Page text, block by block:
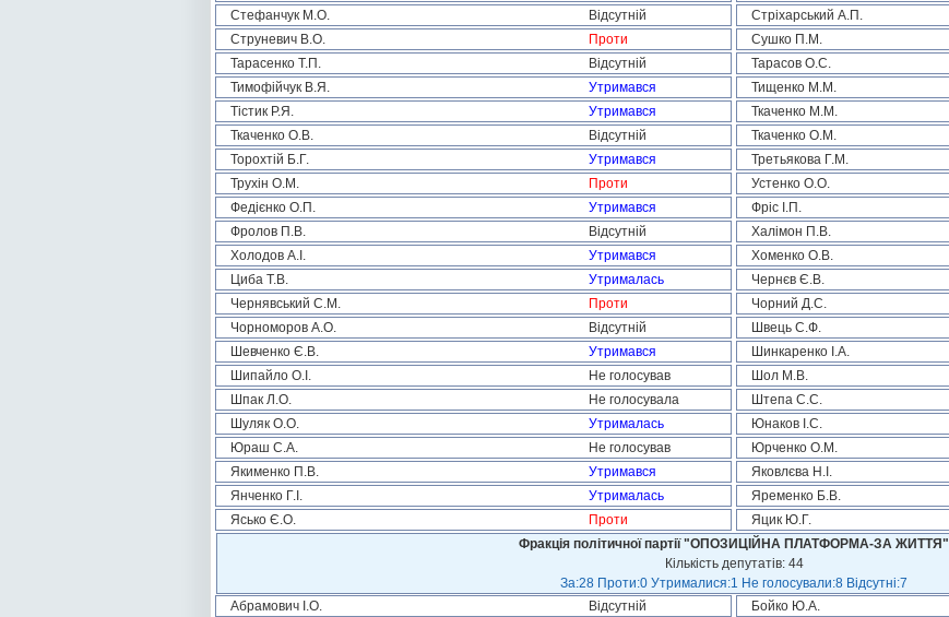
Стефанчук М.О.
Відсутній Стріхарський А.П.
Струневич В.О.
Проти Сушко П.М.
Тарасенко Т.П.
Відсутній Тарасов О.С.
Тимофійчук В.Я.
Утримався Тищенко М.М.
Тістик Р.Я.
Утримався Ткаченко М.М.
Ткаченко О.В.
Відсутній Ткаченко О.М.
Торохтій Б.Г.
Утримався Третьякова Г.М.
Трухін О.М.
Проти Устенко О.О.
Федієнко О.П.
Утримався Фріс І.П.
Фролов П.В.
Відсутній Халімон П.В.
Холодов А.І.
Утримався Хоменко О.В.
Циба Т.В.
Утрималась Чернєв Є.В.
Чернявський С.М.
Проти Чорний Д.С.
Чорноморов А.О.
Відсутній Швець С.Ф.
Шевченко Є.В.
Утримався Шинкаренко І.А.
Шипайло О.І.
Не голосував Шол М.В.
Шпак Л.О.
Не голосувала Штепа С.С.
Шуляк О.О.
Утрималась Юнаков І.С.
Юраш С.А.
Не голосував Юрченко О.М.
Якименко П.В.
Утримався Яковлєва Н.І.
Янченко Г.І.
Утрималась Яременко Б.В.
Ясько Є.О.
Проти Яцик Ю.Г.
Фракція політичної партії "ОПОЗИЦІЙНА ПЛАТФОРМА-ЗА ЖИТТЯ"
Кількість депутатів: 44
За:28 Проти:0 Утрималися:1 Не голосували:8 Відсутні:7
Абрамович І.О.
Відсутній Бойко Ю.А.